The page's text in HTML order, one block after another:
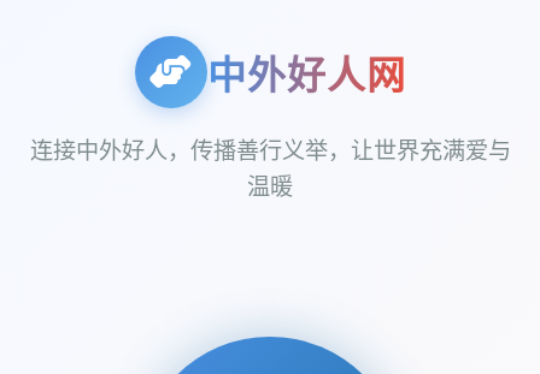
中外好人网
连接中外好人，传播善行义举，让世界充满爱与
温暖